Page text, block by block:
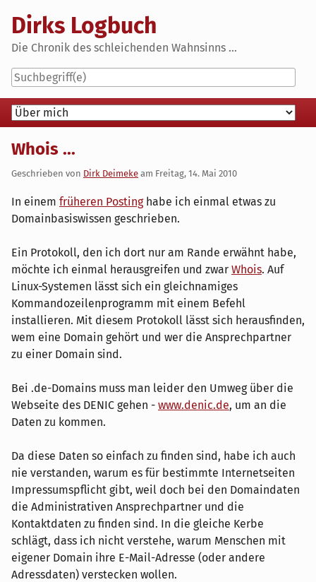
content
Dirks Logbuch
Die Chronik des schleichenden Wahnsinns ...
Navigation
Whois ...
Geschrieben von Dirk Deimeke am Freitag, 14. Mai 2010
In einem früheren Postinghabe ich einmal etwas zu
Domainbasiswissen geschrieben.
Ein Protokoll, den ich dort nur am Rande erwähnt habe,
möchte ich einmal herausgreifen und zwar Whois. Auf
Linux-Systemen lässt sich ein gleichnamiges
Kommandozeilenprogramm mit einem Befehl
installieren. Mit diesem Protokoll lässt sich herausfinden,
wem eine Domain gehört und wer die Ansprechpartner
zu einer Domain sind.
Bei .de-Domains muss man leider den Umweg über die
Webseite des DENIC gehen - www.denic.de, um an die
Daten zu kommen.
Da diese Daten so einfach zu finden sind, habe ich auch
nie verstanden, warum es für bestimmte Internetseiten
Impressumspflicht gibt, weil doch bei den Domaindaten
die Administrativen Ansprechpartner und die
Kontaktdaten zu finden sind. In die gleiche Kerbe
schlägt, dass ich nicht verstehe, warum Menschen mit
eigener Domain ihre E-Mail-Adresse (oder andere
Adressdaten) verstecken wollen.